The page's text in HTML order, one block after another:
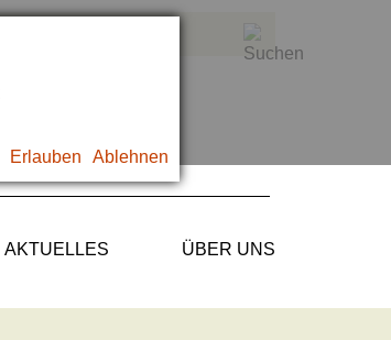
Erlauben Ablehnen
AKTUELLES ÜBER UNS